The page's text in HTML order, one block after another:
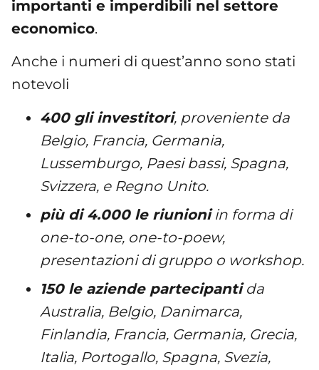
importanti e imperdibili nel settore
economico.
Anche i numeri di quest’anno sono stati
notevoli
400 gli investitori, proveniente da
Belgio, Francia, Germania,
Lussemburgo, Paesi bassi, Spagna,
Svizzera, e Regno Unito.
più di 4.000 le riunioniin forma di
one-to-one, one-to-poew,
presentazioni di gruppo o workshop.
150 le aziende partecipantida
Australia, Belgio, Danimarca,
Finlandia, Francia, Germania, Grecia,
Italia, Portogallo, Spagna, Svezia,